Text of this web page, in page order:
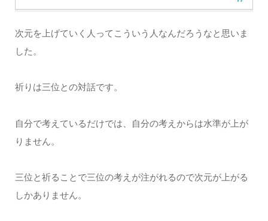
次元を上げていく人ってこういう人なんだろうなと思いま
した。
祈りは三位との対話です。
自分で考えているだけでは、自分の考えからは水準が上が
りません。
三位と祈ることで三位の考えが注がれるので次元が上がる
しかありません。